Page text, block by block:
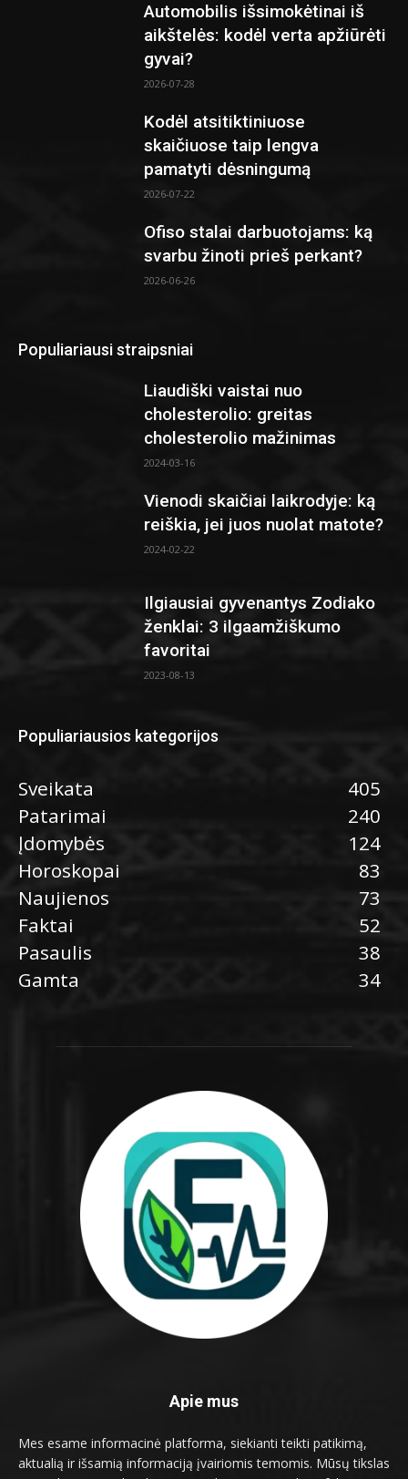
Automobilis išsimokėtinai iš
aikštelės: kodėl verta apžiūrėti
gyvai?
2026-07-28
Kodėl atsitiktiniuose
skaičiuose taip lengva
pamatyti dėsningumą
2026-07-22
Ofiso stalai darbuotojams: ką
svarbu žinoti prieš perkant?
2026-06-26
Populiariausi straipsniai
Liaudiški vaistai nuo
cholesterolio: greitas
cholesterolio mažinimas
2024-03-16
Vienodi skaičiai laikrodyje: ką
reiškia, jei juos nuolat matote?
2024-02-22
Ilgiausiai gyvenantys Zodiako
ženklai: 3 ilgaamžiškumo
favoritai
2023-08-13
Populiariausios kategorijos
Sveikata
405
Patarimai
240
Įdomybės
124
Horoskopai
83
Naujienos
73
Faktai
52
Pasaulis
38
Gamta
34
Apie mus
Mes esame informacinė platforma, siekianti teikti patikimą,
aktualią ir išsamią informaciją įvairiomis temomis. Mūsų tikslas